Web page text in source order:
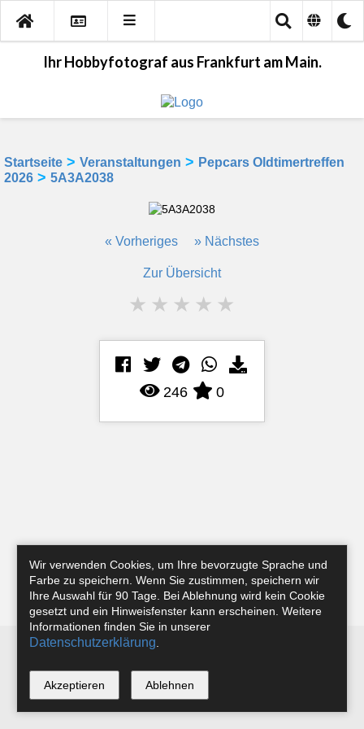
Ihr Hobbyfotograf aus Frankfurt am Main.
Startseite > Veranstaltungen > Pepcars Oldtimertreffen
2026 > 5A3A2038
« Vorheriges » Nächstes
Zur Übersicht
★ ★ ★ ★ ★
246 0
Instagram
*
Wir verwenden Cookies, um Ihre bevorzugte Sprache und
Farbe zu speichern. Wenn Sie zustimmen, speichern wir
Ihre Auswahl für 90 Tage. Bei Ablehnung wird kein Cookie
gesetzt und ein Hinweisfenster kann erscheinen. Weitere
Informationen finden Sie in unserer
Datenschutzerklärung
Akzeptieren Ablehnen